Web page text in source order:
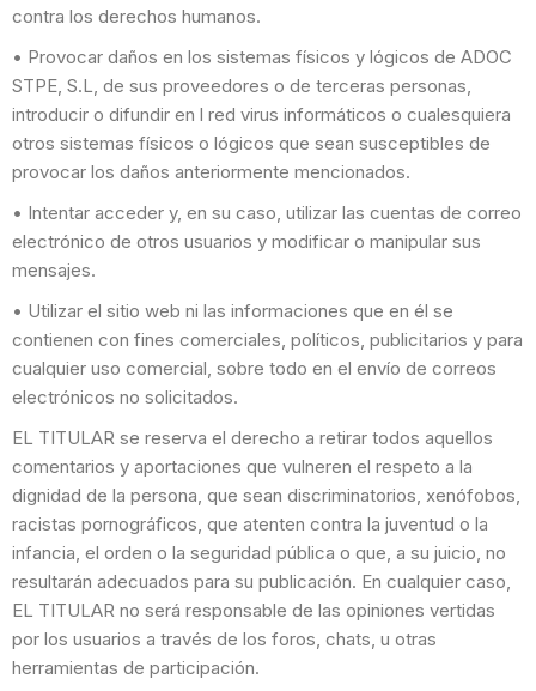
contra los derechos humanos.
• Provocar daños en los sistemas físicos y lógicos de ADOC
STPE, S.L, de sus proveedores o de terceras personas,
introducir o difundir en l red virus informáticos o cualesquiera
otros sistemas físicos o lógicos que sean susceptibles de
provocar los daños anteriormente mencionados.
• Intentar acceder y, en su caso, utilizar las cuentas de correo
electrónico de otros usuarios y modificar o manipular sus
mensajes.
• Utilizar el sitio web ni las informaciones que en él se
contienen con fines comerciales, políticos, publicitarios y para
cualquier uso comercial, sobre todo en el envío de correos
electrónicos no solicitados.
EL TITULAR se reserva el derecho a retirar todos aquellos
comentarios y aportaciones que vulneren el respeto a la
dignidad de la persona, que sean discriminatorios, xenófobos,
racistas pornográficos, que atenten contra la juventud o la
infancia, el orden o la seguridad pública o que, a su juicio, no
resultarán adecuados para su publicación. En cualquier caso,
EL TITULAR no será responsable de las opiniones vertidas
por los usuarios a través de los foros, chats, u otras
herramientas de participación.